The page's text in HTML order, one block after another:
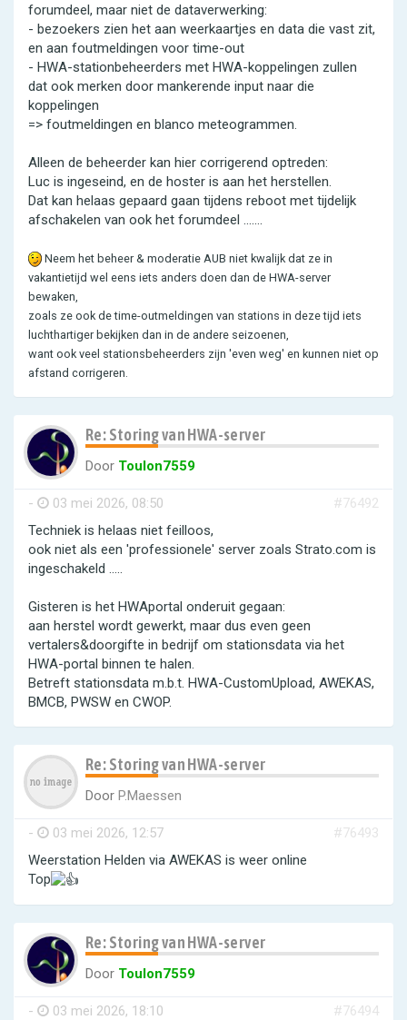
forumdeel, maar niet de dataverwerking:
- bezoekers zien het aan weerkaartjes en data die vast zit,
en aan foutmeldingen voor time-out
- HWA-stationbeheerders met HWA-koppelingen zullen
dat ook merken door mankerende input naar die
koppelingen
=> foutmeldingen en blanco meteogrammen.
Alleen de beheerder kan hier corrigerend optreden:
Luc is ingeseind, en de hoster is aan het herstellen.
Dat kan helaas gepaard gaan tijdens reboot met tijdelijk
afschakelen van ook het forumdeel .......
Neem het beheer & moderatie AUB niet kwalijk dat ze in
vakantietijd wel eens iets anders doen dan de HWA-server
bewaken,
zoals ze ook de time-outmeldingen van stations in deze tijd iets
luchthartiger bekijken dan in de andere seizoenen,
want ook veel stationsbeheerders zijn 'even weg' en kunnen niet op
afstand corrigeren.
Re: Storing van HWA-server
Door Toulon7559
- 03 mei 2026, 08:50
#76492
Techniek is helaas niet feilloos,
ook niet als een 'professionele' server zoals Strato.com is
ingeschakeld .....
Gisteren is het HWAportal onderuit gegaan:
aan herstel wordt gewerkt, maar dus even geen
vertalers&doorgifte in bedrijf om stationsdata via het
HWA-portal binnen te halen.
Betreft stationsdata m.b.t. HWA-CustomUpload, AWEKAS,
BMCB, PWSW en CWOP.
Re: Storing van HWA-server
Door P.Maessen
- 03 mei 2026, 12:57
#76493
Weerstation Helden via AWEKAS is weer online
Top
Re: Storing van HWA-server
Door Toulon7559
- 03 mei 2026, 18:10
#76494